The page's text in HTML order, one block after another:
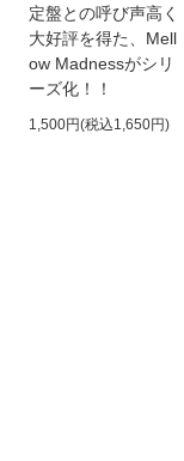
定盤との呼び声高く
大好評を得た、Mell
ow Madnessがシリ
ーズ化！！
1,500円(税込1,650円)